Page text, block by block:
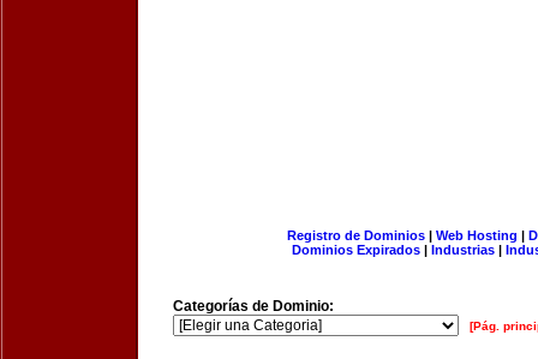
Registro de Dominios| Web Hosting |
Dominios Expirados | Industrias |
Categorías de Dominio:
[Pág.